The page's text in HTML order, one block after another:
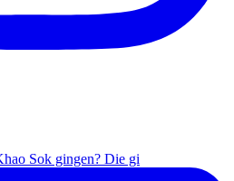
Sok gingen? Die gi